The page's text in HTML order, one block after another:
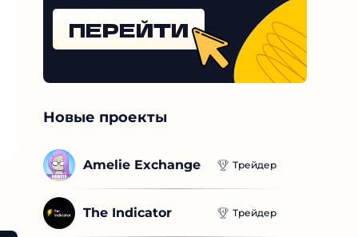
ПЕРЕЙТИ
Новые проекты
Amelie Exchange Трейдер
The Indicator Трейдер